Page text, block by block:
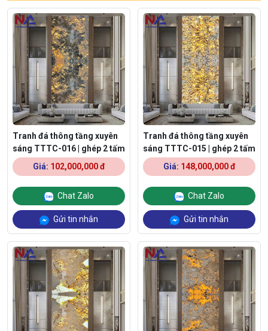
Tranh đá thông tầng xuyên
sáng TTTC-016 | ghép 2 tấm
Giá: 102,000,000 đ
Chat Zalo
Gửi tin nhắn
Tranh đá thông tầng xuyên
sáng TTTC-015 | ghép 2 tấm
Giá: 148,000,000 đ
Chat Zalo
Gửi tin nhắn